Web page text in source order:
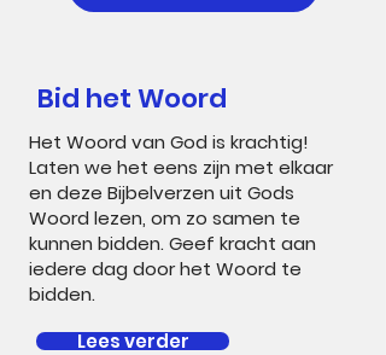
Bid het Woord
Het Woord van God is krachtig!
Laten we het eens zijn met elkaar
en deze Bijbelverzen uit Gods
Woord lezen, om zo samen te
kunnen bidden. Geef kracht aan
iedere dag door het Woord te
bidden.
Lees verder